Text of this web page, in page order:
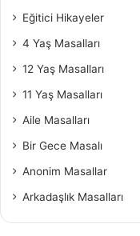
Eğitici Hikayeler
4 Yaş Masalları
12 Yaş Masalları
11 Yaş Masalları
Aile Masalları
Bir Gece Masalı
Anonim Masallar
Arkadaşlık Masalları